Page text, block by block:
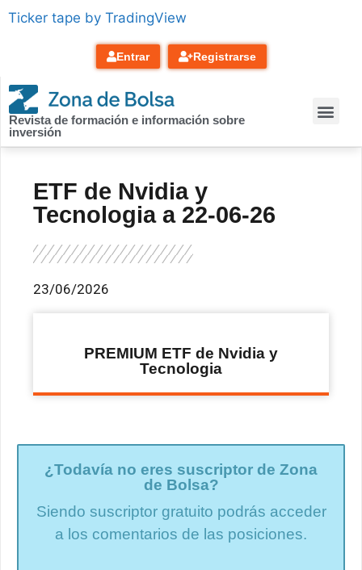
contenido
Ticker tape by TradingView
Entrar Registrarse
Revista de formación e información sobre
inversión
ETF de Nvidia y
Tecnologia a 22-06-26
23/06/2026
PREMIUM ETF de Nvidia y
Tecnologia
¿Todavía no eres suscriptor de Zona
de Bolsa?
Siendo suscriptor gratuito podrás acceder
a los comentarios de las posiciones.